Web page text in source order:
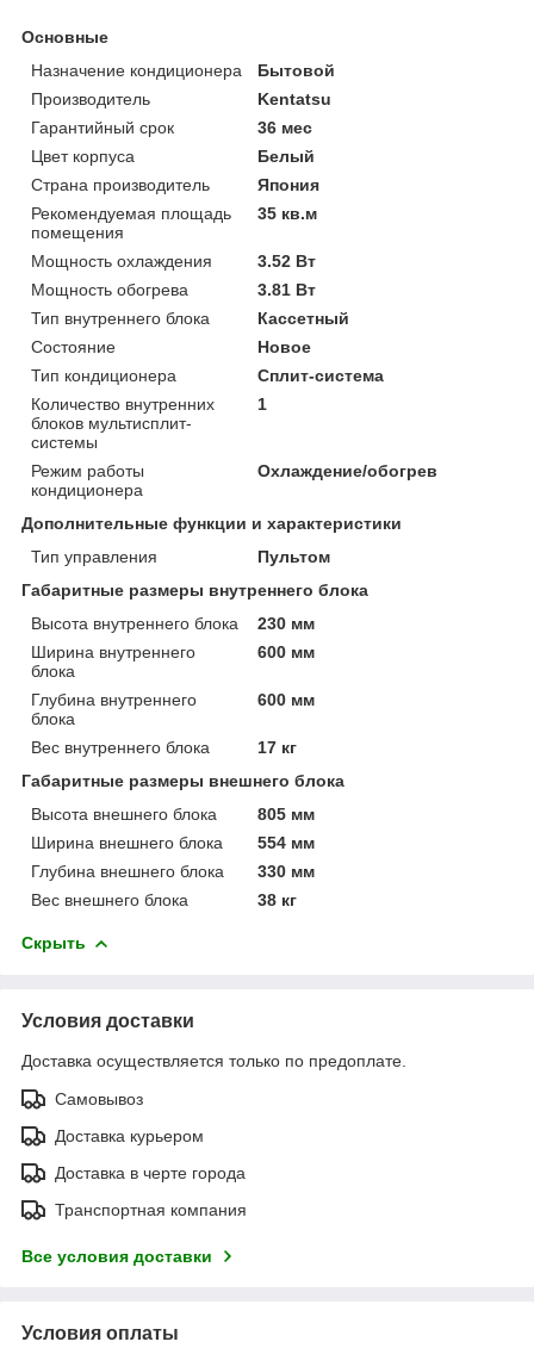
Основные
Назначение кондиционера
Бытовой
Производитель
Kentatsu
Гарантийный срок
36 мес
Цвет корпуса
Белый
Страна производитель
Япония
Рекомендуемая площадь
помещения
35 кв.м
Мощность охлаждения
3.52 Вт
Мощность обогрева
3.81 Вт
Тип внутреннего блока
Кассетный
Состояние
Новое
Тип кондиционера
Сплит-система
Количество внутренних
блоков мультисплит-
системы
1
Режим работы
кондиционера
Охлаждение/обогрев
Дополнительные функции и характеристики
Тип управления
Пультом
Габаритные размеры внутреннего блока
Высота внутреннего блока
230 мм
Ширина внутреннего
блока
600 мм
Глубина внутреннего
блока
600 мм
Вес внутреннего блока
17 кг
Габаритные размеры внешнего блока
Высота внешнего блока
805 мм
Ширина внешнего блока
554 мм
Глубина внешнего блока
330 мм
Вес внешнего блока
38 кг
Скрыть
Условия доставки
Доставка осуществляется только по предоплате.
Самовывоз
Доставка курьером
Доставка в черте города
Транспортная компания
Все условия доставки
Условия оплаты